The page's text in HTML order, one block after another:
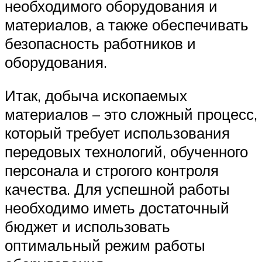
необходимого оборудования и
материалов, а также обеспечивать
безопасность работников и
оборудования.
Итак, добыча ископаемых
материалов – это сложный процесс,
который требует использования
передовых технологий, обученного
персонала и строгого контроля
качества. Для успешной работы
необходимо иметь достаточный
бюджет и использовать
оптимальный режим работы